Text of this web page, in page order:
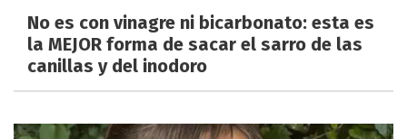
No es con vinagre ni bicarbonato: esta es
la MEJOR forma de sacar el sarro de las
canillas y del inodoro